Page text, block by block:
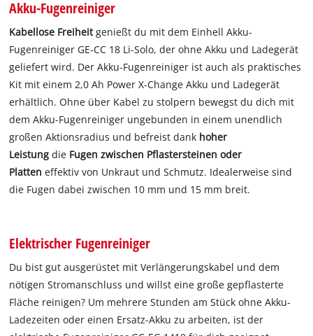
Akku-Fugenreiniger
Kabellose Freiheitgenießt du mit dem Einhell Akku-
Fugenreiniger GE-CC 18 Li-Solo, der ohne Akku und Ladegerät
geliefert wird. Der Akku-Fugenreiniger ist auch als praktisches
Kit mit einem 2,0 Ah Power X-Change Akku und Ladegerät
erhältlich. Ohne über Kabel zu stolpern bewegst du dich mit
dem Akku-Fugenreiniger ungebunden in einem unendlich
großen Aktionsradius und befreist dank hoher
Leistung die Fugen zwischen Pflastersteinen oder
Platten effektiv von Unkraut und Schmutz. Idealerweise sind
die Fugen dabei zwischen 10 mm und 15 mm breit.
Elektrischer Fugenreiniger
Du bist gut ausgerüstet mit Verlängerungskabel und dem
nötigen Stromanschluss und willst eine große gepflasterte
Fläche reinigen? Um mehrere Stunden am Stück ohne Akku-
Ladezeiten oder einen Ersatz-Akku zu arbeiten, ist der